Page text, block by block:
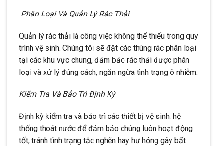
Phân Loại Và Quản Lý Rác Thải
Quản lý rác thải là công việc không thể thiếu trong quy
trình vệ sinh. Chúng tôi sẽ đặt các thùng rác phân loại
tại các khu vực chung, đảm bảo rác thải được phân
loại và xử lý đúng cách, ngăn ngừa tình trạng ô nhiễm.
Kiểm Tra Và Bảo Trì Định Kỳ
Định kỳ kiểm tra và bảo trì các thiết bị vệ sinh, hệ
thống thoát nước để đảm bảo chúng luôn hoạt động
tốt, tránh tình trạng tắc nghẽn hay hư hỏng gây bất